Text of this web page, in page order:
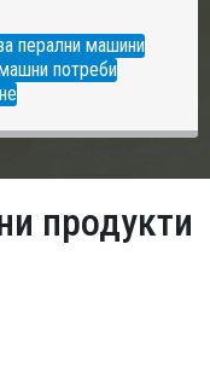
перални машини
потреби
продукти